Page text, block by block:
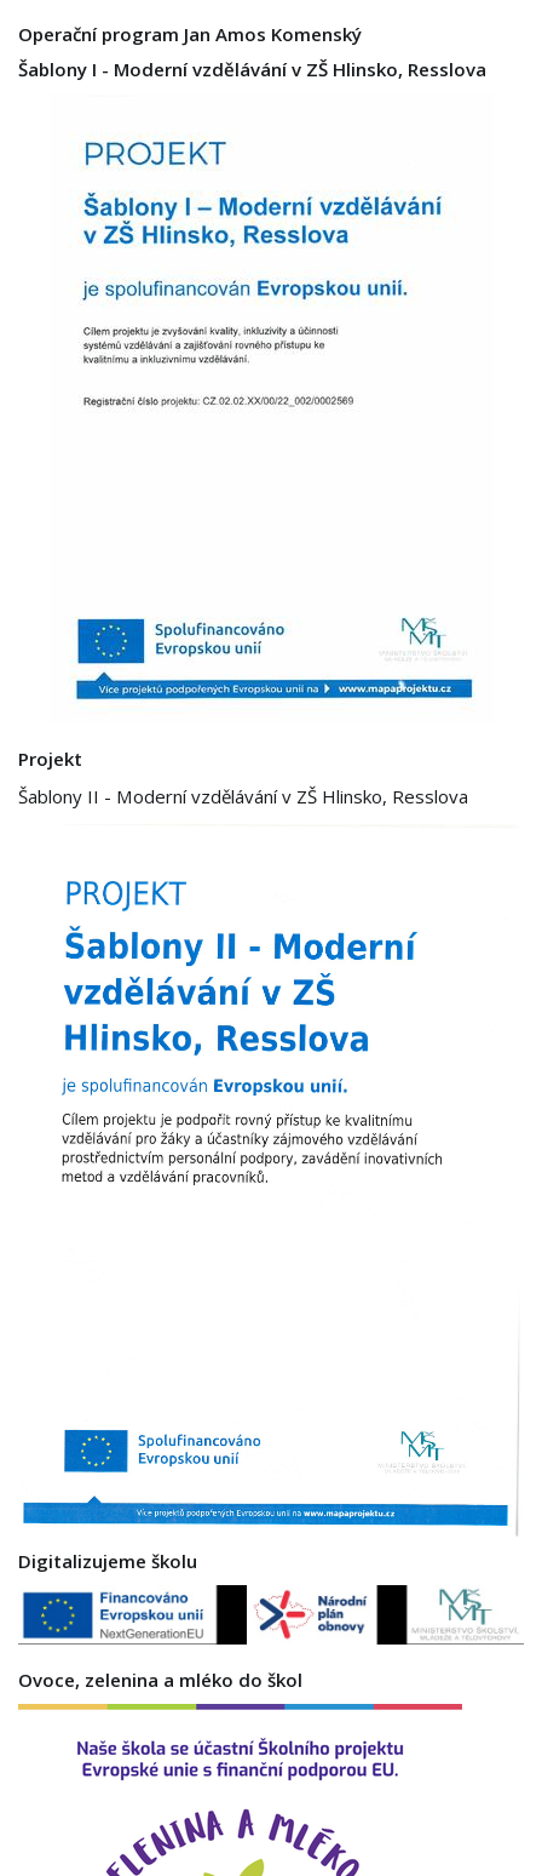
Operační program Jan Amos Komenský
Šablony I - Moderní vzdělávání v ZŠ Hlinsko, Resslova
Projekt
Šablony II - Moderní vzdělávání v ZŠ Hlinsko, Resslova
Digitalizujeme školu
Ovoce, zelenina a mléko do škol